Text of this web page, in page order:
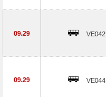
09.29 VE042
09.29 VE044